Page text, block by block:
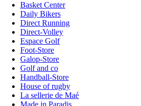
Basket Center
Daily Bikers
Direct Running
Direct-Volley
Espace Golf
Foot-Store
Galop-Store
Golf and co
Handball-Store
House of rugby
La sellerie de Maé